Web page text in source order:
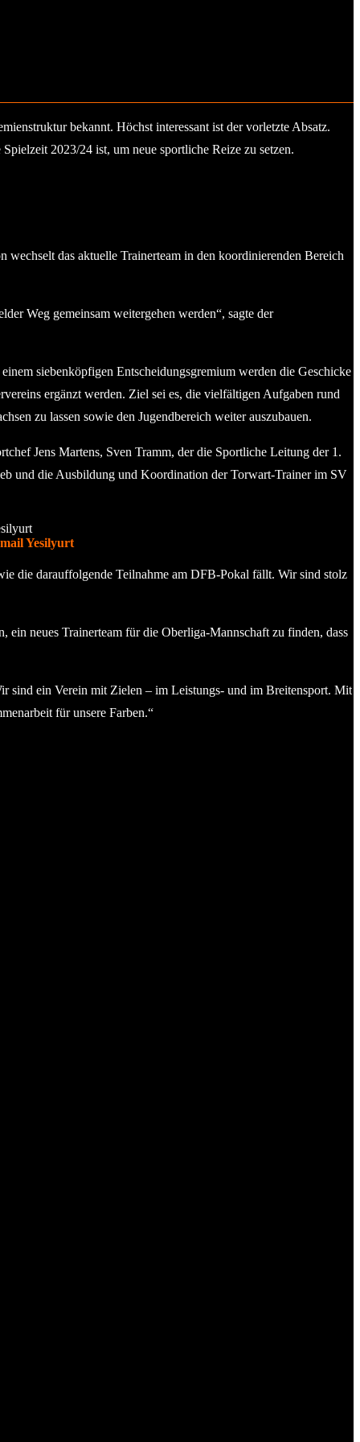
bekannt. Höchst interessant ist der vorletzte Absatz.
2023/24 ist, um neue sportliche Reize zu setzen.
das aktuelle Trainerteam in den koordinierenden Bereich
Weg gemeinsam weitergehen werden“, sagte der
siebenköpfigen Entscheidungsgremium werden die Geschicke
ergänzt werden. Ziel sei es, die vielfältigen Aufgaben rund
zu lassen sowie den Jugendbereich weiter auszubauen.
Jens Martens, Sven Tramm, der die Sportliche Leitung der 1.
und die Ausbildung und Koordination der Torwart-Trainer im SV
Yesilyurt
die darauffolgende Teilnahme am DFB-Pokal fällt. Wir sind stolz
ein neues Trainerteam für die Oberliga-Mannschaft zu finden, dass
sind ein Verein mit Zielen – im Leistungs- und im Breitensport. Mit
für unsere Farben.“